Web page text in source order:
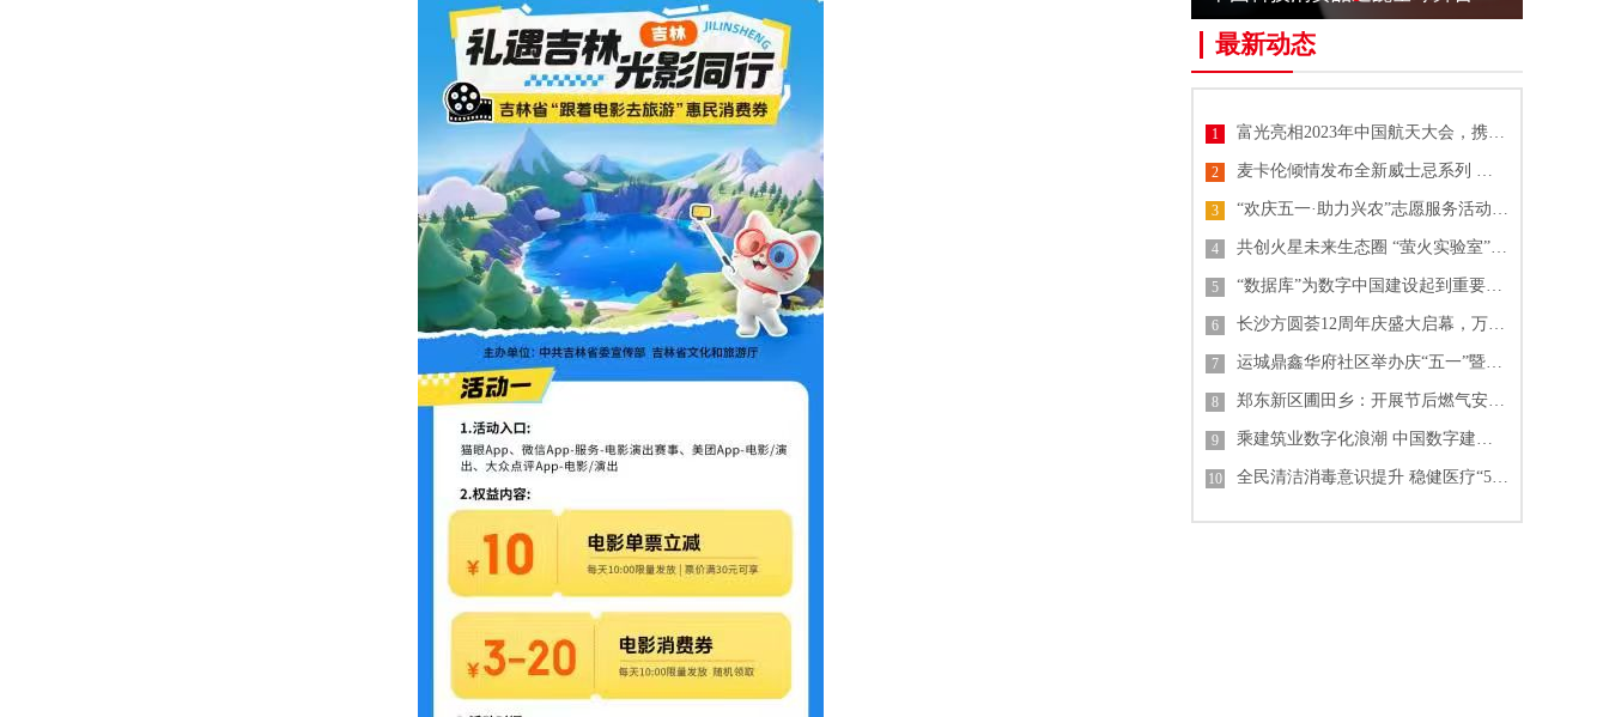
最新动态
1 富光亮相2023年中国航天大会，携手中国航天共推技术与文化创新
2 麦卡伦倾情发布全新威士忌系列 纪念《007》电影60周年单一麦芽威士忌
3 “欢庆五一·助力兴农”志愿服务活动 中建-大成山东公司
4 共创火星未来生态圈 “萤火实验室”格物叩苍穹
5 “数据库”为数字中国建设起到重要支撑作用
6 长沙方圆荟12周年庆盛大启幕，万人齐聚掀起城市热潮
7 运城鼎鑫华府社区举办庆“五一”暨“锦绣中华文化园”开园活动
8 郑东新区圃田乡：开展节后燃气安全排查行动
9 乘建筑业数字化浪潮 中国数字建筑峰会2023即将开幕
10 全民清洁消毒意识提升 稳健医疗“55护手节”倡导关注手卫生